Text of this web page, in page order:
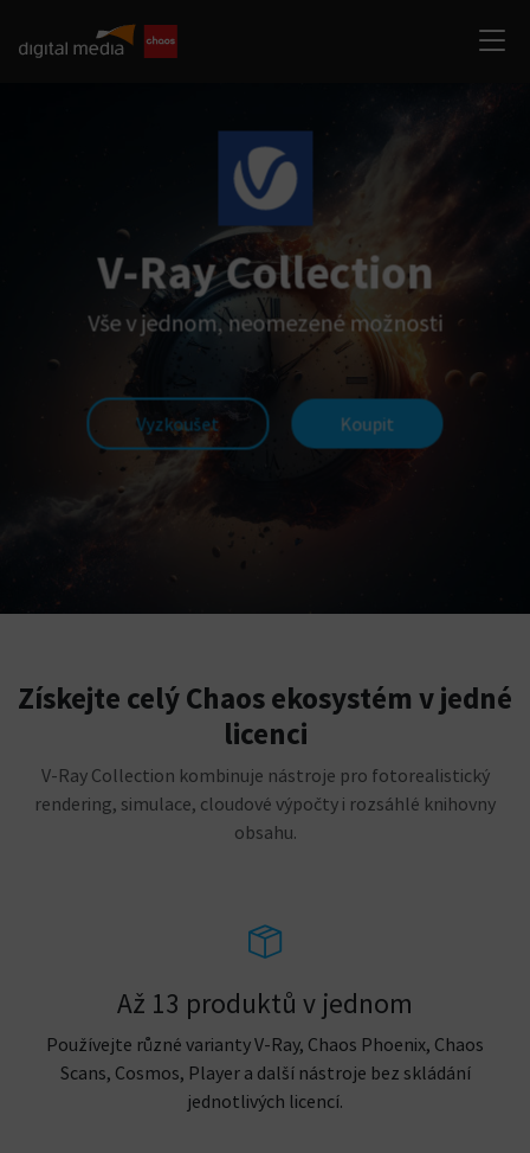
V-Ray Collection
Vše v jednom, neomezené možnosti
Vyzkoušet Koupit
Získejte celý Chaos ekosystém v jedné
licenci
V-Ray Collection kombinuje nástroje pro fotorealistický
rendering, simulace, cloudové výpočty i rozsáhlé knihovny
obsahu.
Až 13 produktů v jednom
Používejte různé varianty V-Ray, Chaos Phoenix, Chaos
Scans, Cosmos, Player a další nástroje bez skládání
jednotlivých licencí.